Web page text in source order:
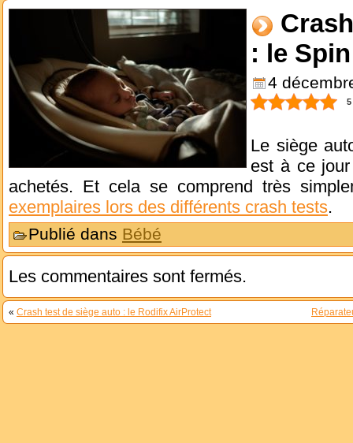
: le
4
5
Le siège
est à ce
achetés. Et cela se comprend très
exemplaires lors des différents crash tests.
Publié dans Bébé
Les commentaires sont fermés.
« Crash test de siège auto : le Rodifix AirProtect